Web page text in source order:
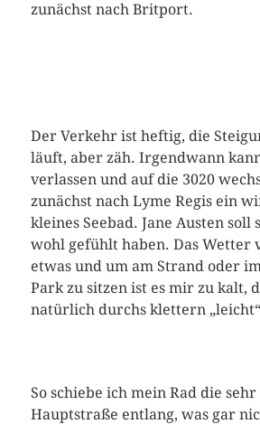
zunächst nach Britport.
Der Verkehr ist heftig, die
läuft, aber zäh. Irgendwann
verlassen und auf die 3020
zunächst nach Lyme Regis ein
kleines Seebad. Jane Austen soll
wohl gefühlt haben. Das Wetter
etwas und um am Strand oder
Park zu sitzen ist es mir zu kalt,
natürlich durchs klettern
So schiebe ich mein Rad die
Hauptstraße entlang, was gar